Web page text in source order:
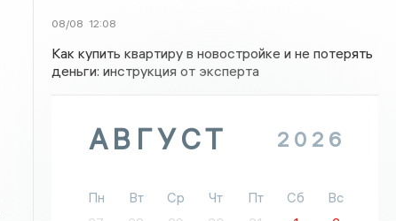
08/08 12:08
Как купить квартиру в новостройке и не потерять
деньги: инструкция от эксперта
АВГУСТ 2026
Пн Вт Ср Чт Пт Сб
Вс